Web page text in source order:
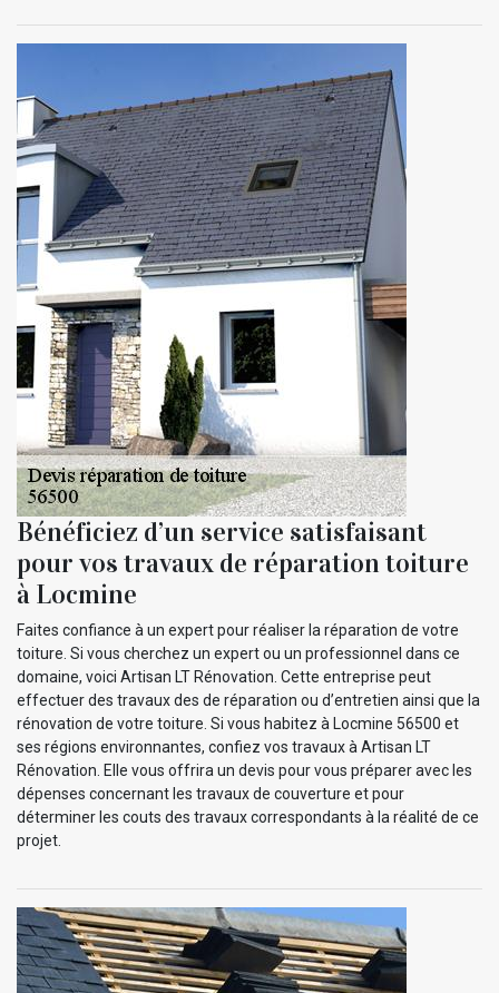
Bénéficiez d’un service satisfaisant
pour vos travaux de réparation toiture
à Locmine
Faites confiance à un expert pour réaliser la réparation de votre
toiture. Si vous cherchez un expert ou un professionnel dans ce
domaine, voici Artisan LT Rénovation. Cette entreprise peut
effectuer des travaux des de réparation ou d’entretien ainsi que la
rénovation de votre toiture. Si vous habitez à Locmine 56500 et
ses régions environnantes, confiez vos travaux à Artisan LT
Rénovation. Elle vous offrira un devis pour vous préparer avec les
dépenses concernant les travaux de couverture et pour
déterminer les couts des travaux correspondants à la réalité de ce
projet.